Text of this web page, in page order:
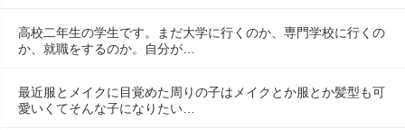
高校二年生の学生です。まだ大学に行くのか、専門学校に行くの
か、就職をするのか。自分が…
最近服とメイクに目覚めた周りの子はメイクとか服とか髪型も可
愛いくてそんな子になりたい…